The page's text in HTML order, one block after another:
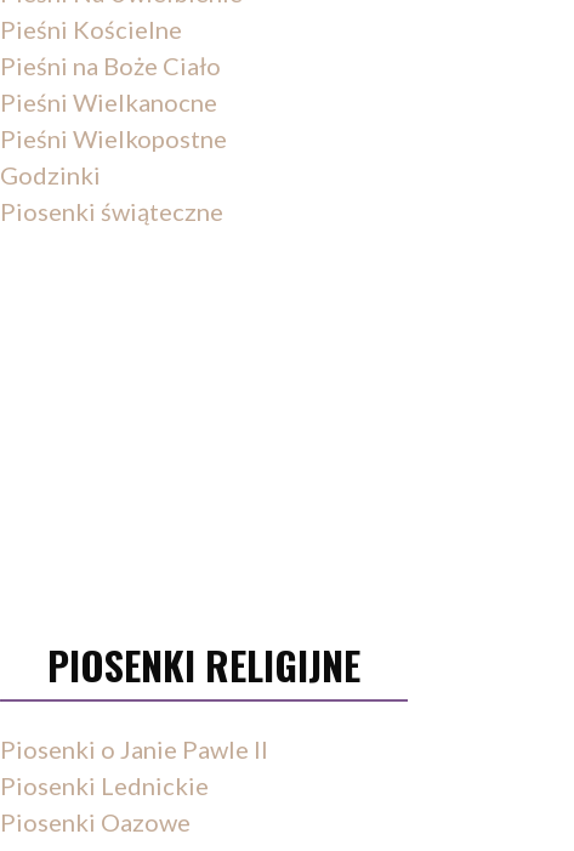
Pieśni Kościelne
Pieśni na Boże Ciało
Pieśni Wielkanocne
Pieśni Wielkopostne
Godzinki
Piosenki świąteczne
PIOSENKI RELIGIJNE
Piosenki o Janie Pawle II
Piosenki Lednickie
Piosenki Oazowe